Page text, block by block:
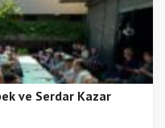
ve Serdar Kazar